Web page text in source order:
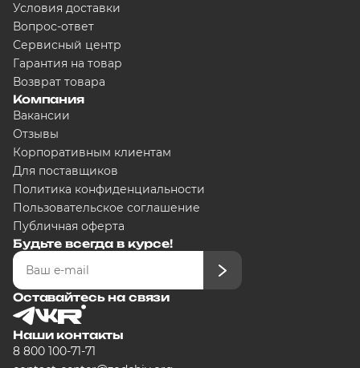
Оплачивайте сегодня только
Оставшиеся части будут
графику
Подробнее
Условия доставки
Вопрос-ответ
Сервисный центр
Гарантия на товар
Возврат товара
Компания
Вакансии
Отзывы
Корпоративным клиентам
Для поставщиков
Политика конфиденциальности
Пользовательское соглашение
Публичная оферта
Будьте всегда в курсе!
Оставайтесь на связи
Наши контакты
8 800 100-71-71